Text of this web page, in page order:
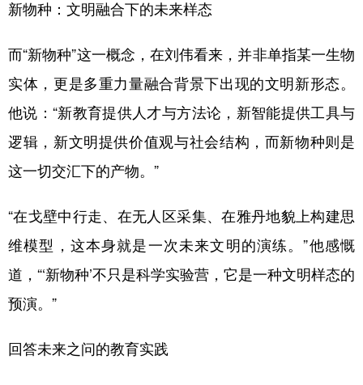
新物种：文明融合下的未来样态
而“新物种”这一概念，在刘伟看来，并非单指某一生物
实体，更是多重力量融合背景下出现的文明新形态。
他说：“新教育提供人才与方法论，新智能提供工具与
逻辑，新文明提供价值观与社会结构，而新物种则是
这一切交汇下的产物。”
“在戈壁中行走、在无人区采集、在雅丹地貌上构建思
维模型，这本身就是一次未来文明的演练。”他感慨
道，“‘新物种’不只是科学实验营，它是一种文明样态的
预演。”
回答未来之问的教育实践